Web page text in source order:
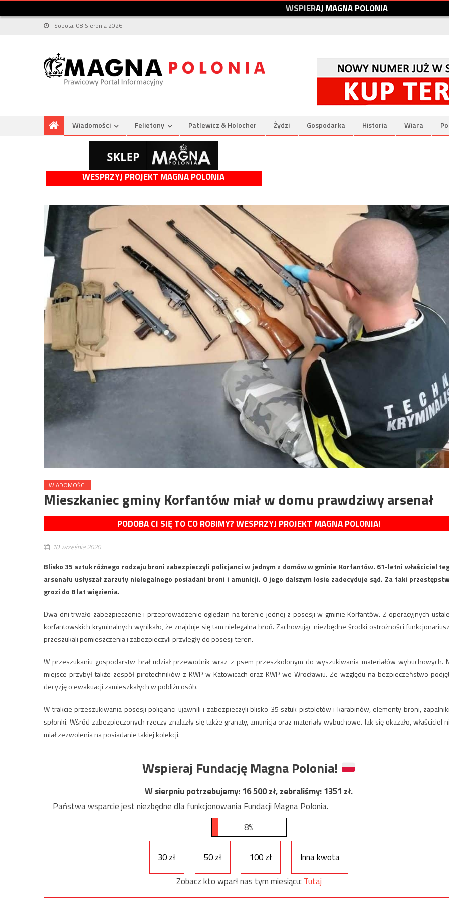
WSPIERAJMAGNAPOLONIA
Sobota, 08 Sierpnia 2026
Wiadomości Felietony Patlewicz & Holocher Żydzi Gospodarka Historia Wiara
WESPRZYJ PROJEKT MAGNA POLONIA
WIADOMOŚCI
Mieszkaniec gminy Korfantów miał w domu prawdziwy arsenał
PODOBA CI SIĘ TO CO ROBIMY? WESPRZYJ PROJEKT MAGNA POLONIA!
10 września 2020
Blisko 35 sztuk różnego rodzaju broni zabezpieczyli policjanci w jednym z domów w gminie Korfantów. 61-letni właściciel
arsenału usłyszał zarzuty nielegalnego posiadani broni i amunicji. O jego dalszym losie zadecyduje sąd. Za taki
grozi do 8 lat więzienia.
Dwa dni trwało zabezpieczenie i przeprowadzenie oględzin na terenie jednej z posesji w gminie Korfantów. Z operacyjnych
korfantowskich kryminalnych wynikało, że znajduje się tam nielegalna broń. Zachowując niezbędne środki ostrożności
przeszukali pomieszczenia i zabezpieczyli przyległy do posesji teren.
W przeszukaniu gospodarstw brał udział przewodnik wraz z psem przeszkolonym do wyszukiwania materiałów wybuchowych.
miejsce przybył także zespół pirotechników z KWP w Katowicach oraz KWP we Wrocławiu. Ze względu na bezpieczeństwo
decyzję o ewakuacji zamieszkałych w pobliżu osób.
W trakcie przeszukiwania posesji policjanci ujawnili i zabezpieczyli blisko 35 sztuk pistoletów i karabinów, elementy broni,
spłonki. Wśród zabezpieczonych rzeczy znalazły się także granaty, amunicja oraz materiały wybuchowe. Jak się okazało, właściciel
miał zezwolenia na posiadanie takiej kolekcji.
Wspieraj Fundację Magna Polonia!
W sierpniu potrzebujemy:16 500zł, zebraliśmy:1351 zł.
Państwa wsparcie jest niezbędne dla funkcjonowania Fundacji Magna Polonia.
8%
30 zł 50 zł 100 zł
Inna kwota
Zobacz kto wparł nas tym miesiącu: Tutaj